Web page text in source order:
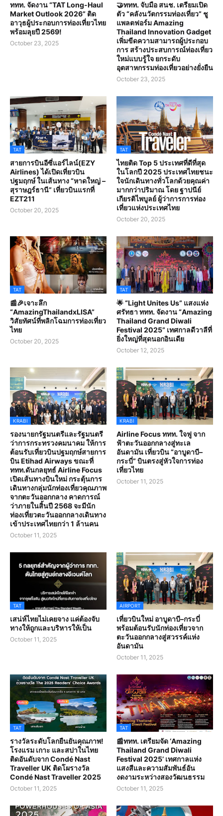
ททท. จัดงาน “TAT Long-Haul
Market Outlook 2026” ติด
อาวุธผู้ประกอบการท่องเที่ยวไทย
พร้อมลุยปี 2569!
October 23, 2025
🤝ททท. จับมือ สนช. เตรียมเปิด
ตัว “คลังนวัตกรรมท่องเที่ยว” ชู
แพลตฟอร์ม Amazing
Thailand Innovation Gadget
เพิ่มขีดความสามารถผู้ประกอบ
การ สร้างประสบการณ์ท่องเที่ยว
ใหม่แบบรู้ใจ ยกระดับ
อุตสาหกรรมท่องเที่ยวอย่างยั่งยืน
October 23, 2025
TAT
สายการบินอีซี่แอร์ไลน์(EZY
Airlines) ได้เปิดเที่ยวบิน
ปฐมฤกษ์ ในเส้นทาง “หาดใหญ่ –
สุราษฎร์ธานี” เที่ยวบินแรกที่
EZT211
October 20, 2025
TAT
ไทยติด Top 5 ประเทศที่ดีที่สุด
ในโลกปี 2025 ประเทศไทยชนะ
ใจนักเดินทางทั่วโลกด้วยคุณค่า
มากกว่าปริมาณ โดย ฐาปนีย์
เกียรติไพบูลย์ ผู้ว่าการการท่อง
เที่ยวแห่งประเทศไทย
October 20, 2025
TAT
📰🎉เจาะลึก
“AmazingThailandxLISA”
วิสัยทัศน์ที่พลิกโฉมการท่องเที่ยว
ไทย
October 20, 2025
TAT
🌟 “Light Unites Us” แสงแห่ง
ศรัทธา ททท. จัดงาน “Amazing
Thailand Grand Diwali
Festival 2025” เทศกาลดีวาลีที่
ยิ่งใหญ่ที่สุดนอกอินเดีย
October 12, 2025
KRABI
รองนายกรัฐมนตรีและรัฐมนตรี
ว่าการกระทรวงคมนาคม ให้การ
ต้อนรับเที่ยวบินปฐมฤกษ์สายการ
บิน Etihad Airways ขณะที่
ททท.ดันกลยุทธ์ Airline Focus
เปิดเส้นทางบินใหม่ กระตุ้นการ
เดินทางกลุ่มนักท่องเที่ยวคุณภาพ
จากตะวันออกกลาง คาดการณ์
ว่าภายในสิ้นปี 2568 จะมีนัก
ท่องเที่ยวตะวันออกกลางเดินทาง
เข้าประเทศไทยกว่า 1 ล้านคน
October 11, 2025
KRABI
Airline Focus ททท. ใจฟู จาก
ฟ้าตะวันออกกลางสู่ทะเล
อันดามัน เที่ยวบิน “อาบูดาบี–
กระบี่” บินตรงสู่หัวใจการท่อง
เที่ยวไทย
October 11, 2025
TAT
เสน่ห์ไทยไม่เคยจาง แค่ต้องจับ
ทางให้ถูกและบริหารให้เป็น
October 11, 2025
AIRPORT
เที่ยวบินใหม่ อาบูดาบี–กระบี่
พร้อมต้อนรับนักท่องเที่ยวจาก
ตะวันออกกลางสู่สวรรค์แห่ง
อันดามัน
October 11, 2025
TAT
รางวัลระดับโลกยืนยันคุณภาพ!
โรงแรม เกาะ และสปาในไทย
ติดอันดับจาก Condé Nast
Traveller UK ติดโผรางวัล
Condé Nast Traveller 2025
October 11, 2025
TAT
📰ททท. เตรียมจัด ‘Amazing
Thailand Grand Diwali
Festival 2025’ เทศกาลแห่ง
แสงสีและความสัมพันธ์อัน
งดงามระหว่างสองวัฒนธรรม
October 11, 2025